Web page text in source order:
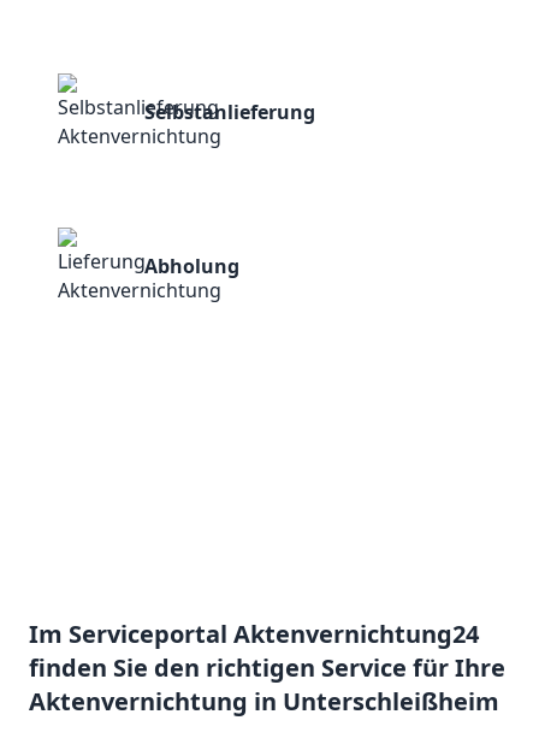
Selbstanlieferung
Abholung
Im Serviceportal Aktenvernichtung24
finden Sie den richtigen Service für Ihre
Aktenvernichtung in Unterschleißheim